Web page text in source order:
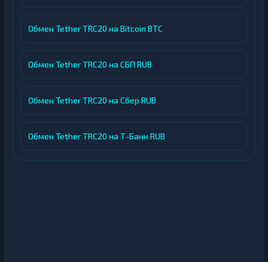
Обмен Tether TRC20 на Bitcoin BTC
Обмен Tether TRC20 на СБП RUB
Обмен Tether TRC20 на Сбер RUB
Обмен Tether TRC20 на Т-Банк RUB